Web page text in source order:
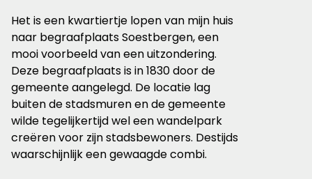
Het is een kwartiertje lopen van mijn huis
naar begraafplaats Soestbergen, een
mooi voorbeeld van een uitzondering.
Deze begraafplaats is in 1830 door de
gemeente aangelegd. De locatie lag
buiten de stadsmuren en de gemeente
wilde tegelijkertijd wel een wandelpark
creëren voor zijn stadsbewoners. Destijds
waarschijnlijk een gewaagde combi.